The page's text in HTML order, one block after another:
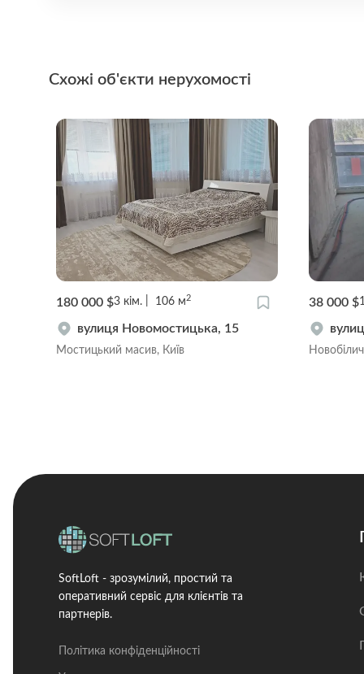
Схожі об'єкти нерухомості
180 000 $3 кім. 106 м2
вулиця Новомостицька, 15
Мостицький масив, Київ
38 000 $
SoftLoft - зрозумілий, простий та
оперативний сервіс для клієнтів та
партнерів.
Політика конфіденційності